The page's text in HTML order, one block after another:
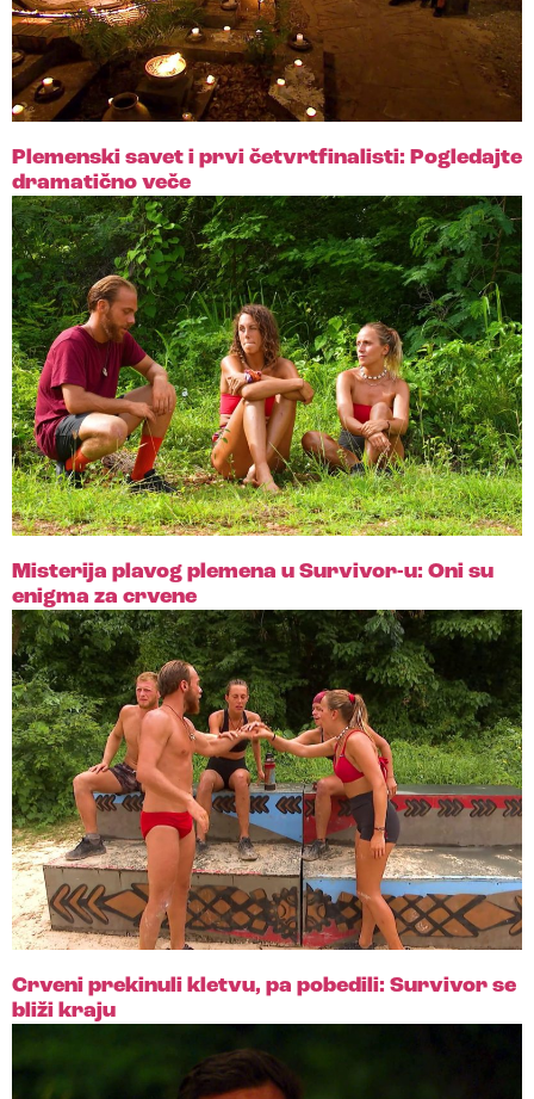
Plemenski savet i prvi četvrtfinalisti: Pogledajte
dramatično veče
Misterija plavog plemena u Survivor-u: Oni su
enigma za crvene
Crveni prekinuli kletvu, pa pobedili: Survivor se
bliži kraju